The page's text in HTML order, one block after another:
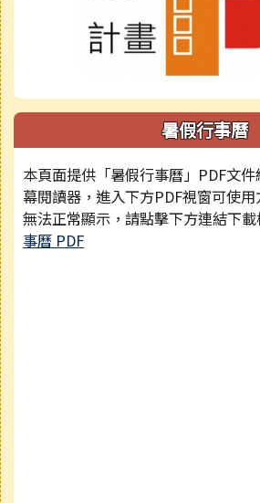
暑假行事曆
本頁面提供「暑假行事曆」PDF文
幕閱讀器，進入下方PDF視窗可使
無法正常顯示，請點擊下方連結下載
事曆 PDF